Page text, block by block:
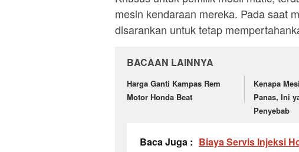
mesin kendaraan mereka. Pada saat
disarankan untuk tetap
BACAAN LAINNYA
Harga Ganti Kampas Rem
Motor Honda Beat
Kenapa
Panas, Ini
Penyebab
Baca Juga : Biaya Servis Injeksi